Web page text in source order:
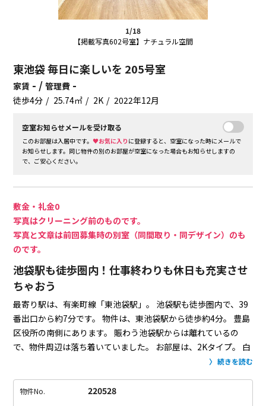
1/18
【掲載写真602号室】ナチュラル空間
東池袋 毎日に楽しいを 205号室
家賃 - /管理費 -
徒歩4分 25.74㎡ 2K 2022年12月
空室お知らせメールを受け取る
このお部屋は入居中です。♥お気に入り に登録すると、空室になった時にメールで
お知らせします。同じ物件の別のお部屋が空室になった場合もお知らせしますの
で、ご安心ください。
敷金・礼金0
写真はクリーニング前のものです。
写真と文章は前回募集時の別室（同間取り・同デザイン）のも
のです。
池袋駅も徒歩圏内！仕事終わりも休日も充実させ
ちゃおう
最寄り駅は、有楽町線「東池袋駅」。
池袋駅も徒歩圏内で、39
番出口から約7分です。
物件は、東池袋駅から徒歩約4分。
豊島
区役所の南側にあります。
賑わう池袋駅からは離れているの
で、物件周辺は落ち着いていました。
お部屋は、2Kタイプ。
白
バルコニーか
ドが置けるくらいのコンパクトさ。
続きを読む
物件No. 220528